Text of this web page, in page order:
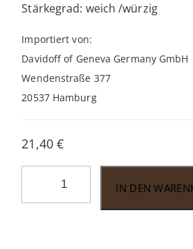
Stärkegrad: weich /würzig
Importiert von:
Davidoff of Geneva Germany GmbH
Wendenstraße 377
20537 Hamburg
21,40 €
IN DEN